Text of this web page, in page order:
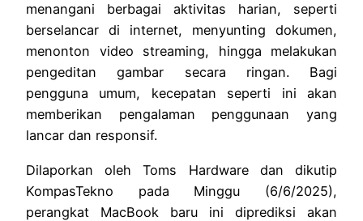
menangani berbagai aktivitas harian, seperti
berselancar di internet, menyunting dokumen,
menonton video streaming, hingga melakukan
pengeditan gambar secara ringan. Bagi
pengguna umum, kecepatan seperti ini akan
memberikan pengalaman penggunaan yang
lancar dan responsif.
Dilaporkan oleh Toms Hardware dan dikutip
KompasTekno pada Minggu (6/6/2025),
perangkat MacBook baru ini diprediksi akan